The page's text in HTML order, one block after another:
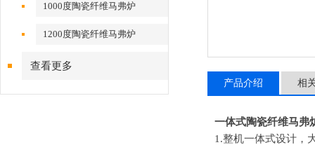
1000度陶瓷纤维马弗炉
1200度陶瓷纤维马弗炉
查看更多
产品介绍 相
一体式陶瓷纤维马弗
1.整机一体式设计，